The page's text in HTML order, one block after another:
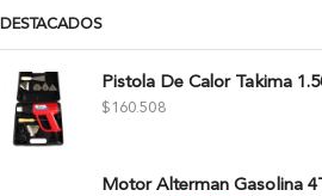
DESTACADOS
Pistola De Calor Takima
$ 160.508